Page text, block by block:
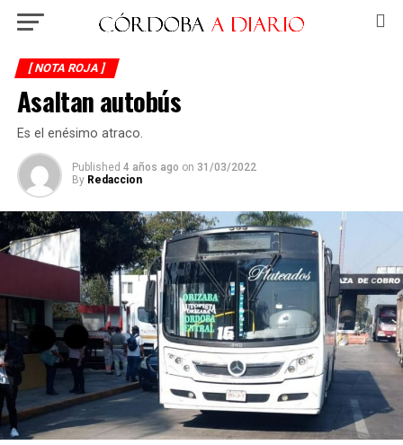
[ NOTA ROJA ]
Asaltan autobús
Es el enésimo atraco.
Published 4 años ago on 31/03/2022
By Redaccion